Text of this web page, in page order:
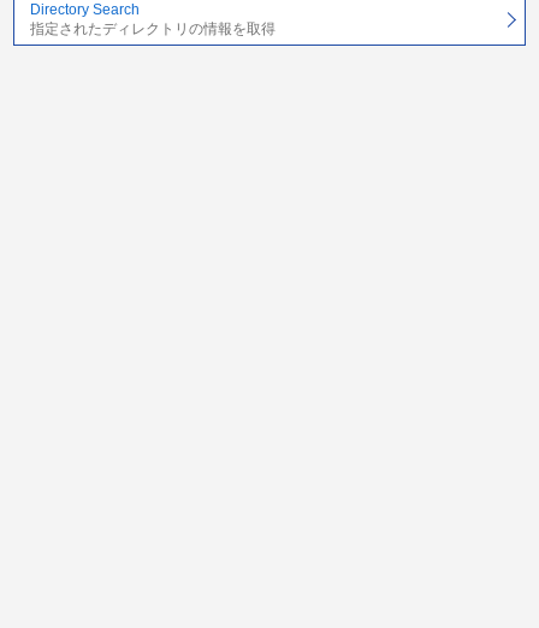
Directory Search
指定されたディレクトリの情報を取得